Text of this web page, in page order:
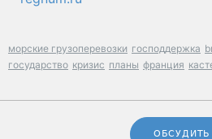
морские грузоперевозки господдержка
государство кризис планы франция
ОБСУДИТЬ